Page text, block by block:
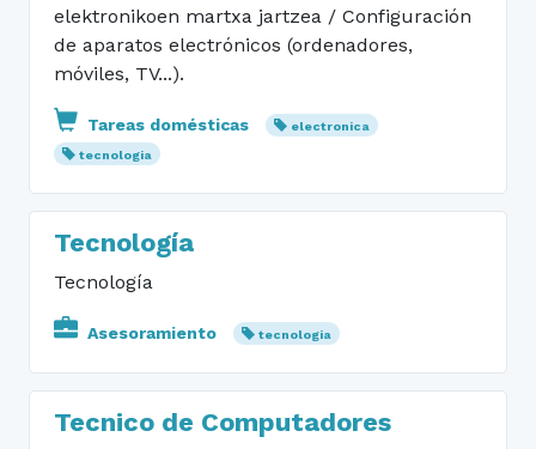
elektronikoen martxa jartzea / Configuración
de aparatos electrónicos (ordenadores,
móviles, TV...).
Tareas domésticas
electronica
tecnologia
Tecnología
Tecnología
Asesoramiento tecnologia
Tecnico de Computadores